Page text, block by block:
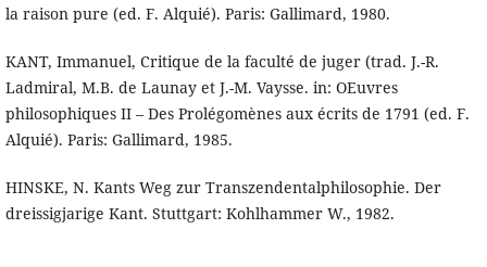
la raison pure (ed. F. Alquié). Paris: Gallimard, 1980.
KANT, Immanuel, Critique de la faculté de juger (trad. J.-R.
Ladmiral, M.B. de Launay et J.-M. Vaysse. in: OEuvres
philosophiques II – Des Prolégomènes aux écrits de 1791 (ed. F.
Alquié). Paris: Gallimard, 1985.
HINSKE, N. Kants Weg zur Transzendentalphilosophie. Der
dreissigjarige Kant. Stuttgart: Kohlhammer W., 1982.